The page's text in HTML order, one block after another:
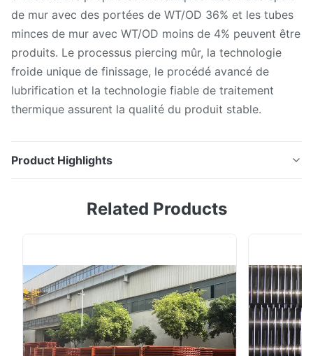
de mur avec des portées de WT/OD 36% et les tubes
minces de mur avec WT/OD moins de 4% peuvent être
produits. Le processus piercing mûr, la technologie
froide unique de finissage, le procédé avancé de
lubrification et la technologie fiable de traitement
thermique assurent la qualité du produit stable.
Product Highlights
et moyennes chaudières à pression Introduction
et puis l'étirage à froid à laminage à chaud, laminant à
froid ou. Le tuyau d'acier au ...
Related Products